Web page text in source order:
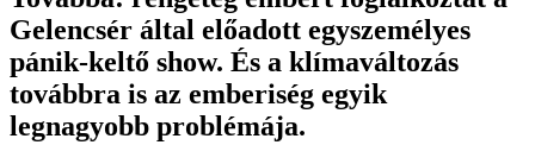
Gelencsér által előadott egyszemélyes
pánik-keltő show. És a klímaváltozás
továbbra is az emberiség egyik
legnagyobb problémája.